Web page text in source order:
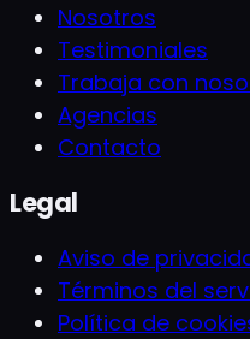
Nosotros
Testimoniales
Trabaja con
Agencias
Contacto
Legal
Aviso de
Términos del
Política de